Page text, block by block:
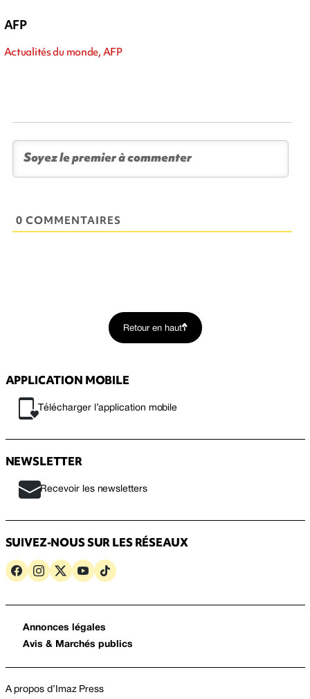
AFP
Actualités du monde, AFP
0 COMMENTAIRES
Retour en haut
APPLICATION MOBILE
Télécharger l’application mobile
NEWSLETTER
Recevoir les newsletters
SUIVEZ-NOUS SUR LES RÉSEAUX
Annonces légales
Avis & Marchés publics
A propos d’Imaz Press